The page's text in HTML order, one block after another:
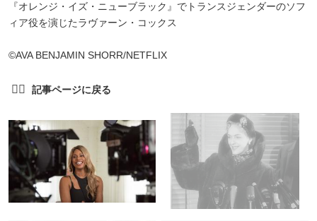
『オレンジ・イズ・ニューブラック』でトランスジェンダーのソフ
ィア役を演じたラヴァーン・コックス
©︎AVA BENJAMIN SHORR/NETFLIX